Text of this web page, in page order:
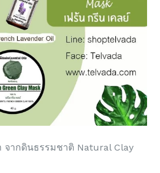
จากดินธรรมชาติ Natural Clay